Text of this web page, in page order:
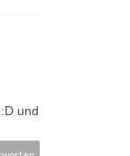
und